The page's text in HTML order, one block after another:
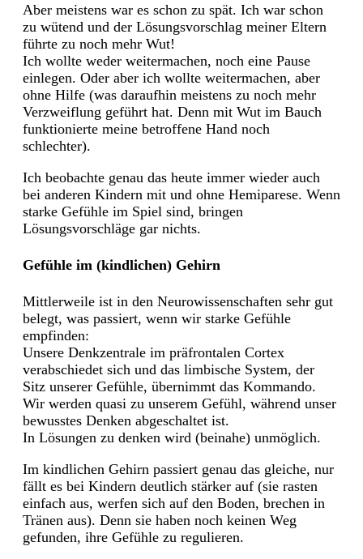
Aber meistens war es schon zu spät. Ich war schon
zu wütend und der Lösungsvorschlag meiner Eltern
führte zu noch mehr Wut!
Ich wollte weder weitermachen, noch eine Pause
einlegen. Oder aber ich wollte weitermachen, aber
ohne Hilfe (was daraufhin meistens zu noch mehr
Verzweiflung geführt hat. Denn mit Wut im Bauch
funktionierte meine betroffene Hand noch
schlechter).
Ich beobachte genau das heute immer wieder auch
bei anderen Kindern mit und ohne Hemiparese. Wenn
starke Gefühle im Spiel sind, bringen
Lösungsvorschläge gar nichts.
Gefühle im (kindlichen) Gehirn
Mittlerweile ist in den Neurowissenschaften sehr gut
belegt, was passiert, wenn wir starke Gefühle
empfinden:
Unsere Denkzentrale im präfrontalen Cortex
verabschiedet sich und das limbische System, der
Sitz unserer Gefühle, übernimmt das Kommando.
Wir werden quasi zu unserem Gefühl, während unser
bewusstes Denken abgeschaltet ist.
In Lösungen zu denken wird (beinahe) unmöglich.
Im kindlichen Gehirn passiert genau das gleiche, nur
fällt es bei Kindern deutlich stärker auf (sie rasten
einfach aus, werfen sich auf den Boden, brechen in
Tränen aus). Denn sie haben noch keinen Weg
gefunden, ihre Gefühle zu regulieren.